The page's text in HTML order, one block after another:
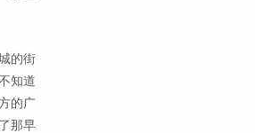
的街
知道
的广
那早